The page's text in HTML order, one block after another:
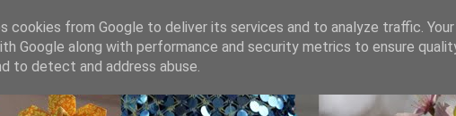
cookies from Google to deliver its services and to analyze traffic.
Google along with performance and security metrics to ensure
to detect and address abuse.